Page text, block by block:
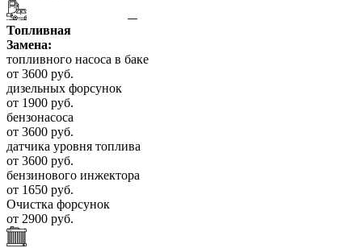
Топливная
Замена:
топливного насоса в баке
от 3600 руб.
дизельных форсунок
от 1900 руб.
бензонасоса
от 3600 руб.
датчика уровня топлива
от 3600 руб.
бензинового инжектора
от 1650 руб.
Очистка форсунок
от 2900 руб.